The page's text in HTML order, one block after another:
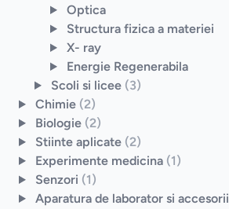
Optica
Structura fizica a materiei
X- ray
Energie Regenerabila
Scoli si licee (3)
Chimie (2)
Biologie (2)
Stiinte aplicate (2)
Experimente medicina (1)
Senzori (1)
Aparatura de laborator si accesorii